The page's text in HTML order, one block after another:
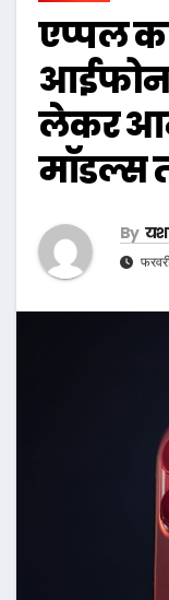
एप्पल
आईफोन
लेकर आने
मॉडल्स
By